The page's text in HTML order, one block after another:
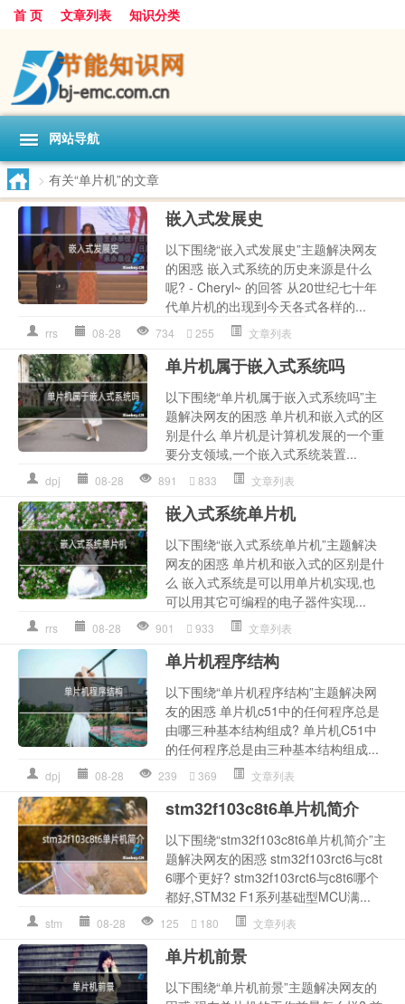
首 页 文章列表 知识分类
网站导航
> 有关“单片机”的文章
嵌入式发展史
以下围绕“嵌入式发展史”主题解决网友
的困惑 嵌入式系统的历史来源是什么
呢? - Cheryl~ 的回答 从20世纪七十年
代单片机的出现到今天各式各样的...
rrs 08-28 734 255 文章列表
单片机属于嵌入式系统吗
以下围绕“单片机属于嵌入式系统吗”主
题解决网友的困惑 单片机和嵌入式的区
别是什么 单片机是计算机发展的一个重
要分支领域,一个嵌入式系统装置...
dpj 08-28 891 833 文章列表
嵌入式系统单片机
以下围绕“嵌入式系统单片机”主题解决
网友的困惑 单片机和嵌入式的区别是什
么 嵌入式系统是可以用单片机实现,也
可以用其它可编程的电子器件实现...
rrs 08-28 901 933 文章列表
单片机程序结构
以下围绕“单片机程序结构”主题解决网
友的困惑 单片机c51中的任何程序总是
由哪三种基本结构组成? 单片机C51中
的任何程序总是由三种基本结构组成...
dpj 08-28 239 369 文章列表
stm32f103c8t6单片机简介
以下围绕“stm32f103c8t6单片机简介”主
题解决网友的困惑 stm32f103rct6与c8t
6哪个更好? stm32f103rct6与c8t6哪个
都好,STM32 F1系列基础型MCU满...
stm 08-28 125 180 文章列表
单片机前景
以下围绕“单片机前景”主题解决网友的